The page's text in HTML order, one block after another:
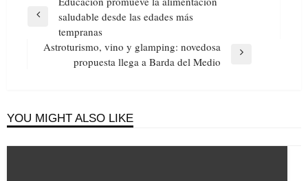
de
entradas
Previoussaludable desde las edades más
tempranas
Astroturismo, vino y glamping: novedosa
propuesta llega a Barda del Medio
YOU MIGHT ALSO LIKE